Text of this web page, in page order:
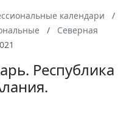
календари
Северная
Республика